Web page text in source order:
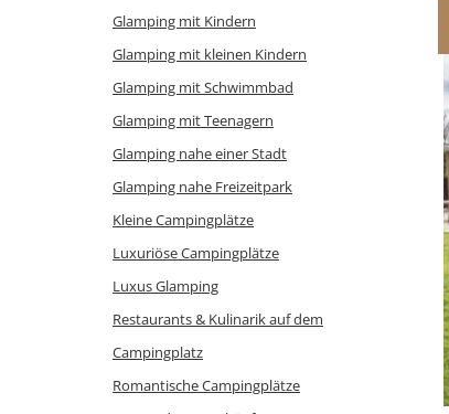
Glamping mit Kindern
Glamping mit kleinen Kindern
Glamping mit Schwimmbad
Glamping mit Teenagern
Glamping nahe einer Stadt
Glamping nahe Freizeitpark
Kleine Campingplätze
Luxuriöse Campingplätze
Luxus Glamping
Restaurants & Kulinarik auf dem
Campingplatz
Romantische Campingplätze